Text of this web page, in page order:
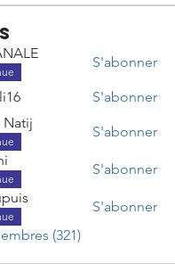
S'abonner
S'abonner
Natij
S'abonner
S'abonner
S'abonner
(321)